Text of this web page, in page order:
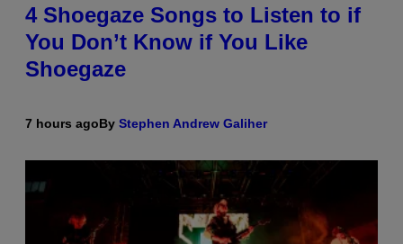
4 Shoegaze Songs to Listen to if
You Don’t Know if You Like
Shoegaze
7 hours agoBy Stephen Andrew Galiher